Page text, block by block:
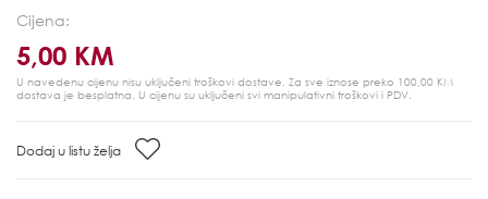
Cijena:
5,00 KM
U navedenu cijenu nisu uključeni troškovi dostave. Za sve iznose preko 100,00 KM
dostava je besplatna. U cijenu su uključeni svi manipulativni troškovi i PDV.
Dodaj u listu želja